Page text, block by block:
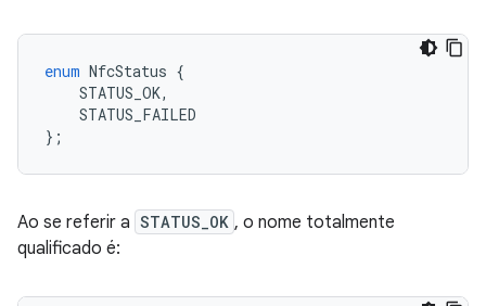
enum NfcStatus {
STATUS_OK,
STATUS_FAILED
};
Ao se referir a STATUS_OK , o nome totalmente
qualificado é: